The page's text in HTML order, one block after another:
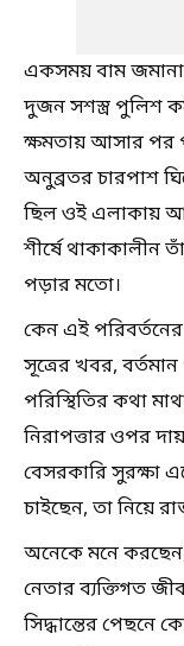
একসময় বাম জমানায়
দুজন সশস্ত্র পুলিশ
ক্ষমতায় আসার পর
অনুব্রতর চারপাশ
ছিল ওই এলাকায়
শীর্ষে থাকাকালীন
পড়ার মতো।
কেন এই
সূত্রের খবর,
পরিস্থিতির কথা
নিরাপত্তার ওপর
বেসরকারি সুরক্ষা
চাইছেন, তা নিয়ে
অনেকে মনে
নেতার ব্যক্তিগত
সিদ্ধান্তের